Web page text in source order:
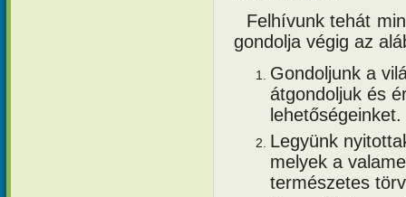
Felhívunk tehát
gondolja végig az
Gondoljunk a
átgondoljuk és
lehetőségeinket.
Legyünk
melyek a
természetes